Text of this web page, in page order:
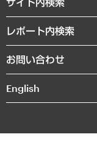
まちづくり・観光・交通・
自然資源・農林水産業・食
メディア掲載・出演
沿革
組織図・本部部室紹介
インドネシア現地法人
個人情報保護方針
レポート内検索
お問い合わせ
English